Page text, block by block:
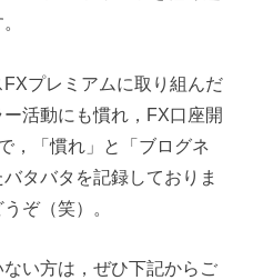
プレミアムに取り組んだ
活動にも慣れ，FX口座開
，「慣れ」と「ブログネ
タバタを記録しておりま
ぞ（笑）。
い方は，ぜひ下記からご